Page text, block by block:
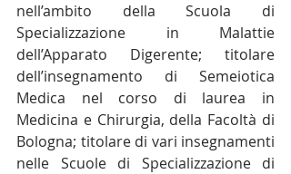
nell’ambito della Scuola di
Specializzazione in Malattie
dell’Apparato Digerente; titolare
dell’insegnamento di Semeiotica
Medica nel corso di laurea in
Medicina e Chirurgia, della Facoltà di
Bologna; titolare di vari insegnamenti
nelle Scuole di Specializzazione di